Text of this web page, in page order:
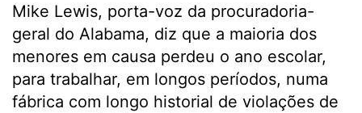
Mike Lewis, porta-voz da procuradoria-
geral do Alabama, diz que a maioria dos
menores em causa perdeu o ano escolar,
para trabalhar, em longos períodos, numa
fábrica com longo historial de violações de